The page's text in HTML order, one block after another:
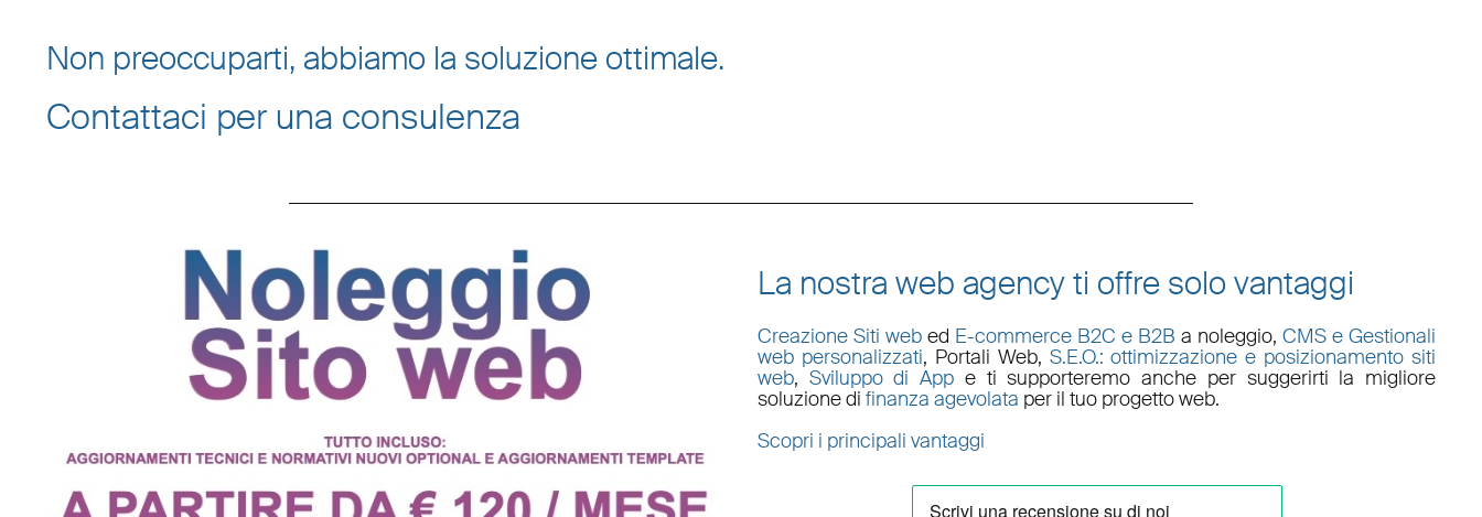
Non preoccuparti, abbiamo la soluzione ottimale.
Contattaci per una consulenza
La nostra web agency ti offre solo vantaggi
Creazione Siti web ed E-commerce B2C e B2B a noleggio,CMS e Gestionali
web personalizzati, Portali Web, S.E.O.: ottimizzazione e posizionamento siti
web, Sviluppo di App e ti supporteremo anche per suggerirti la migliore
soluzione di finanza agevolata per il tuo progetto web.
Scopri i principali vantaggi